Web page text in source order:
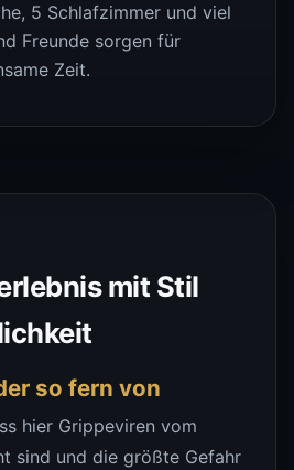
5 Schlafzimmer und viel
Freunde sorgen für
Zeit.
mit Stil
so fern von
hier Grippeviren vom
sind und die größte Gefahr